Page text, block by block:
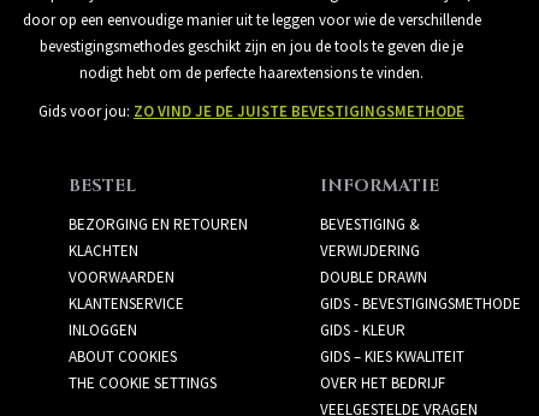
door op een eenvoudige manier uit te leggen voor wie de verschillende
bevestigingsmethodes geschikt zijn en jou de tools te geven die je
nodigt hebt om de perfecte haarextensions te vinden.
Gids voor jou: ZO VIND JE DE JUISTE BEVESTIGINGSMETHODE
BESTEL
BEZORGING EN RETOUREN
KLACHTEN
VOORWAARDEN
KLANTENSERVICE
INLOGGEN
ABOUT COOKIES
THE COOKIE SETTINGS
INFORMATIE
BEVESTIGING &
VERWIJDERING
DOUBLE DRAWN
GIDS - BEVESTIGINGSMETHODE
GIDS - KLEUR
GIDS – KIES KWALITEIT
OVER HET BEDRIJF
VEELGESTELDE VRAGEN